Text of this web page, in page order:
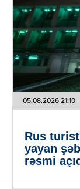
05.08.2026 21:10
Rus
yayan
rəsmi